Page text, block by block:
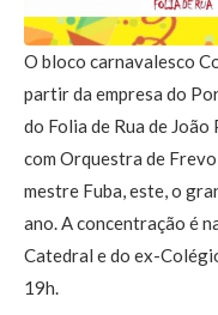
O bloco carnavalesco
partir da empresa do
do Folia de Rua de
com Orquestra de
mestre Fuba, este, o
ano. A concentração é
Catedral e do ex-
19h.